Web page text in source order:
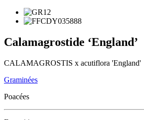
Calamagrostide ‘England’
CALAMAGROSTIS x acutiflora 'England'
Graminées
Poacées